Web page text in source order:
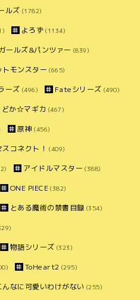
ルズ (1782)
よろず (1134)
ガールズ&パンツァー (839)
トモンスター (665)
ーズ (496) Fateシリーズ (490)
どか☆マギカ (467)
原神 (456)
コネクト！ (409)
アイドルマスター (388)
ONE PIECE (382)
とある魔術の禁書目録 (354)
物語シリーズ (323)
ToHeart2 (295)
なに可愛いわけがない (255)